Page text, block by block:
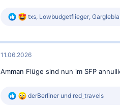
R
k
i
n
:
txs, Lowbudgetflieger,
11.06.2026
Amman Flüge sind nun im SFP
R
derBerliner und red_travels